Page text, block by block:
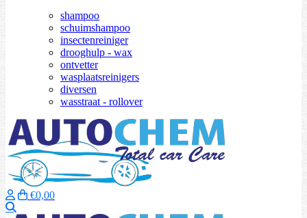
shampoo
schuimshampoo
insectenreiniger
drooghulp - wax
ontvetter
wasplaatsreinigers
diversen
wasstraat - rollover
€0,00